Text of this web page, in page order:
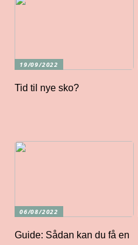
19/09/2022
Tid til nye sko?
06/08/2022
Guide: Sådan kan du få en